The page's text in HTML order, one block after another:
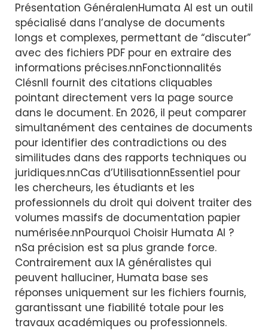
Présentation GénéralenHumata AI est un outil
spécialisé dans l’analyse de documents
longs et complexes, permettant de “discuter”
avec des fichiers PDF pour en extraire des
informations précises.nnFonctionnalités
ClésnIl fournit des citations cliquables
pointant directement vers la page source
dans le document. En 2026, il peut comparer
simultanément des centaines de documents
pour identifier des contradictions ou des
similitudes dans des rapports techniques ou
juridiques.nnCas d’UtilisationnEssentiel pour
les chercheurs, les étudiants et les
professionnels du droit qui doivent traiter des
volumes massifs de documentation papier
numérisée.nnPourquoi Choisir Humata AI ?
nSa précision est sa plus grande force.
Contrairement aux IA généralistes qui
peuvent halluciner, Humata base ses
réponses uniquement sur les fichiers fournis,
garantissant une fiabilité totale pour les
travaux académiques ou professionnels.